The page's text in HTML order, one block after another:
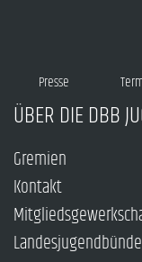
Presse
ÜBER DIE DBB
Gremien
Kontakt
Landesjugendbünde